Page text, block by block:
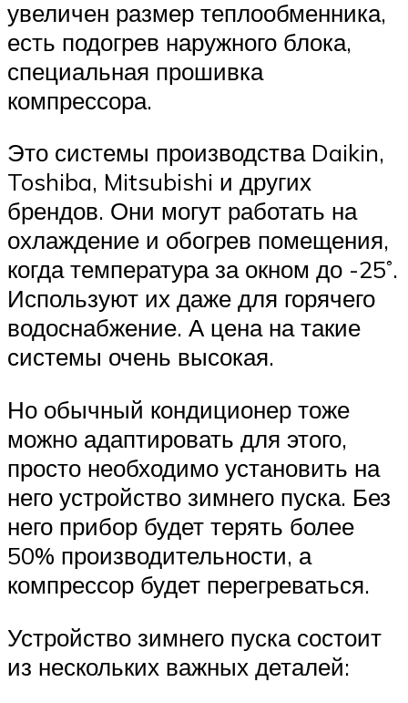
увеличен размер теплообменника,
есть подогрев наружного блока,
специальная прошивка
компрессора.
Это системы производства Daikin,
Toshiba, Mitsubishi и других
брендов. Они могут работать на
охлаждение и обогрев помещения,
когда температура за окном до -25˚.
Используют их даже для горячего
водоснабжение. А цена на такие
системы очень высокая.
Но обычный кондиционер тоже
можно адаптировать для этого,
просто необходимо установить на
него устройство зимнего пуска. Без
него прибор будет терять более
50% производительности, а
компрессор будет перегреваться.
Устройство зимнего пуска состоит
из нескольких важных деталей: